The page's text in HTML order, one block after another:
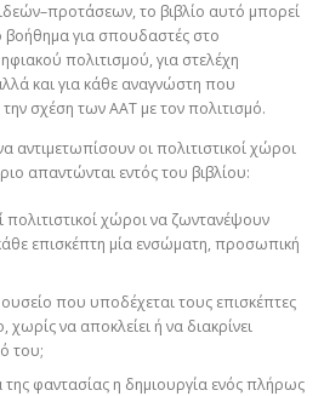
το βιβλίο αυτό μπορεί
βοήθημα για σπουδαστές στο
πολιτισμού, για στελέχη
και για κάθε αναγνώστη που
σχέση των ΑΑΤ με τον πολιτισμό.
αντιμετωπίσουν οι πολιτιστικοί χώροι
απαντώνται εντός του βιβλίου:
χώροι να ζωντανέψουν
επισκέπτη μία ενσώματη, προσωπική
που υποδέχεται τους επισκέπτες
χωρίς να αποκλείει ή να διακρίνει
του;
της φαντασίας η δημιουργία ενός πλήρως